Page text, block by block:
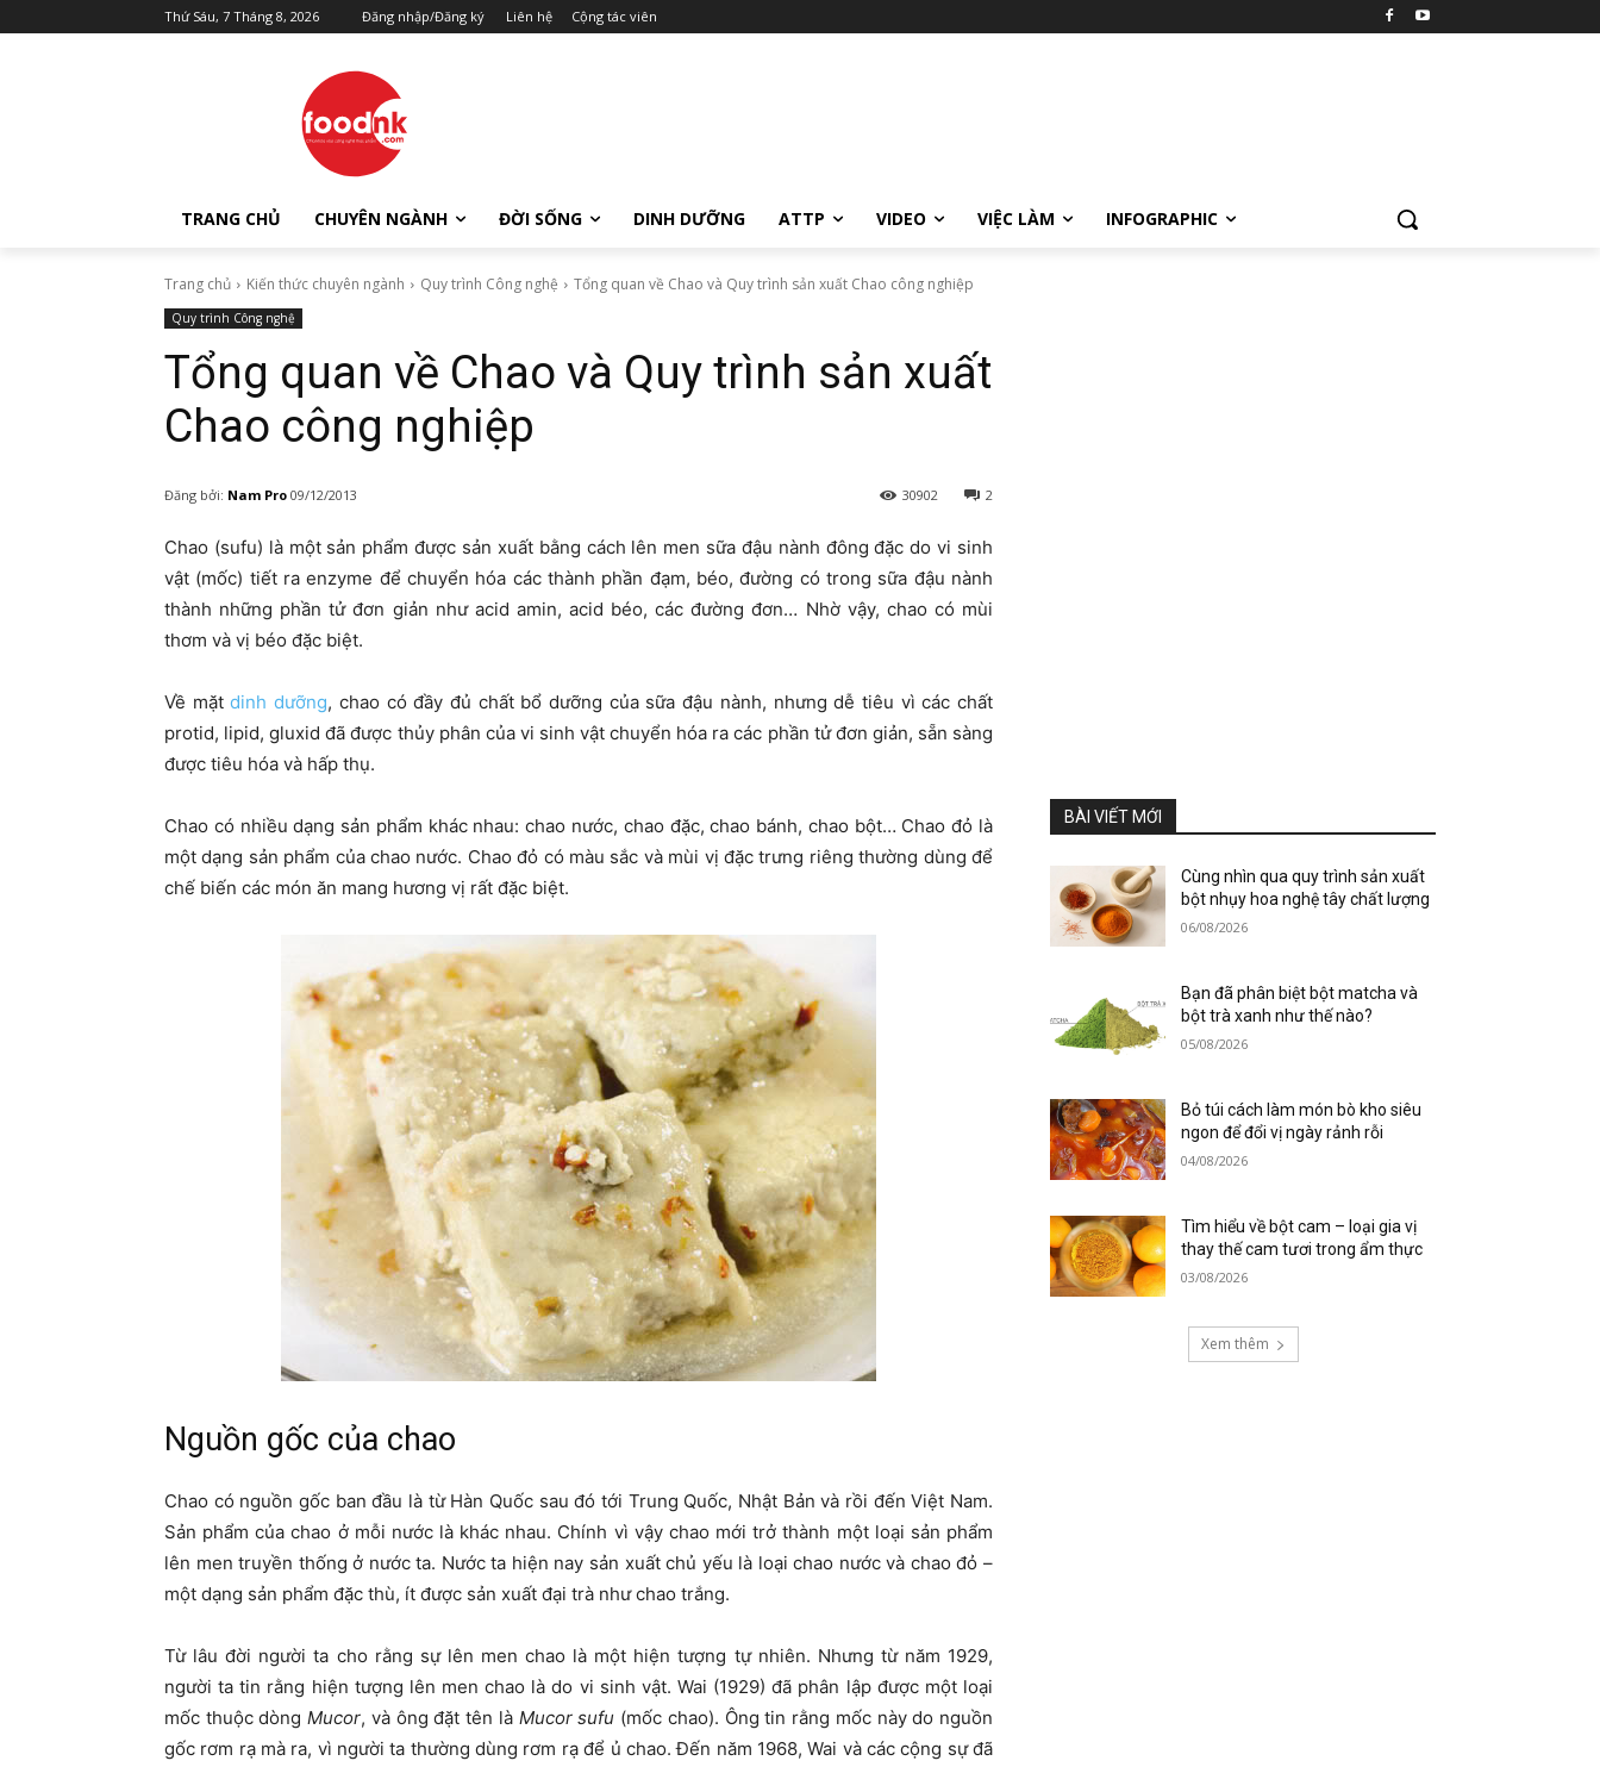
Thứ Sáu, 7 Tháng 8, 2026 Đăng nhập/Đăng ký Liên hệ Cộng tác viên
TRANG CHỦ CHUYÊN NGÀNH ĐỜI SỐNG DINH DƯỠNG ATTP VIDEO VIỆC LÀM INFOGRAPHIC
Trang chủ Kiến thức chuyên ngành Quy trình Công nghệ Tổng quan về Chao và Quy trình sản xuất Chao công nghiệp
Quy trình Công nghệ
Tổng quan về Chao và Quy trình sản xuất
Chao công nghiệp
Đăng bởi: Nam Pro 09/12/2013 2
30902
Chao (sufu) là một sản phẩm được sản xuất bằng cách lên men sữa đậu nành đông đặc do vi sinh
vật (mốc) tiết ra enzyme để chuyển hóa các thành phần đạm, béo, đường có trong sữa đậu nành
thành những phần tử đơn giản như acid amin, acid béo, các đường đơn… Nhờ vậy, chao có mùi
thơm và vị béo đặc biệt.
Về mặtdinh dưỡng, chao có đầy đủ chất bổ dưỡng của sữa đậu nành, nhưng dễ tiêu vì các chất
protid, lipid, gluxid đã được thủy phân của vi sinh vật chuyển hóa ra các phần tử đơn giản, sẵn sàng
được tiêu hóa và hấp thụ.
Chao có nhiều dạng sản phẩm khác nhau: chao nước, chao đặc, chao bánh, chao bột… Chao đỏ là
một dạng sản phẩm của chao nước. Chao đỏ có màu sắc và mùi vị đặc trưng riêng thường dùng để
chế biến các món ăn mang hương vị rất đặc biệt.
Nguồn gốc của chao
Chao có nguồn gốc ban đầu là từ Hàn Quốc sau đó tới Trung Quốc, Nhật Bản và rồi đến Việt Nam.
Sản phẩm của chao ở mỗi nước là khác nhau. Chính vì vậy chao mới trở thành một loại sản phẩm
lên men truyền thống ở nước ta. Nước ta hiện nay sản xuất chủ yếu là loại chao nước và chao đỏ –
một dạng sản phẩm đặc thù, ít được sản xuất đại trà như chao trắng.
Từ lâu đời người ta cho rằng sự lên men chao là một hiện tượng tự nhiên. Nhưng từ năm 1929,
người ta tin rằng hiện tượng lên men chao là do vi sinh vật. Wai (1929) đã phân lập được một loại
mốc thuộc dòngMucor, và ông đặt tên là Mucor sufu (mốc chao). Ông tin rằng mốc này do nguồn
gốc rơm rạ mà ra, vì người ta thường dùng rơm rạ để ủ chao. Đến năm 1968, Wai và các cộng sự đã
BÀI VIẾT MỚI
Cùng nhìn qua quy trình sản xuất
bột nhụy hoa nghệ tây chất lượng
06/08/2026
Bạn đã phân biệt bột matcha và
bột trà xanh như thế nào?
05/08/2026
Bỏ túi cách làm món bò kho siêu
ngon để đổi vị ngày rảnh rỗi
04/08/2026
Tìm hiểu về bột cam – loại gia vị
thay thế cam tươi trong ẩm thực
03/08/2026
Xem thêm